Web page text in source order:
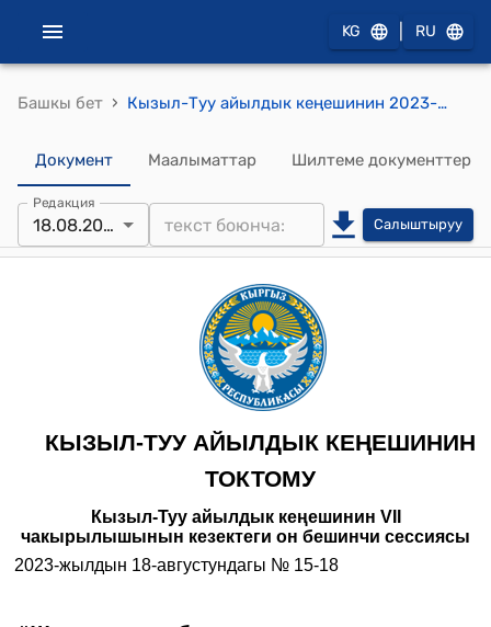
KG RU
Башкы бет › Кызыл-Туу айылдык кеңешинин 2023-жылдын 18-августундагы № 15-18 “Жергиликтүу бюджеттен акча каражатын бөлүп берүү” жөнүндө токтому
Документ Маалыматтар Шилтеме документтер
Редакция
18.08.2023 Салыштыруу